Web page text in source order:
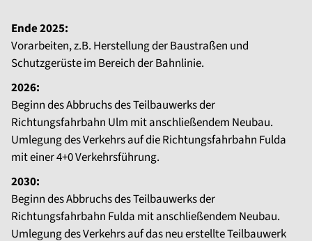
Ende 2025:
Vorarbeiten, z.B. Herstellung der Baustraßen und
Schutzgerüste im Bereich der Bahnlinie.
2026:
Beginn des Abbruchs des Teilbauwerks der
Richtungsfahrbahn Ulm mit anschließendem Neubau.
Umlegung des Verkehrs auf die Richtungsfahrbahn Fulda
mit einer 4+0 Verkehrsführung.
2030:
Beginn des Abbruchs des Teilbauwerks der
Richtungsfahrbahn Fulda mit anschließendem Neubau.
Umlegung des Verkehrs auf das neu erstellte Teilbauwerk